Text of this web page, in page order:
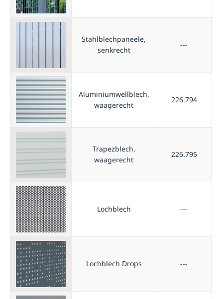
Stahlblechpaneele,
senkrecht
---
Aluminiumwellblech,
waagerecht
226.794
Trapezblech,
waagerecht
226.795
Lochblech ---
Lochblech Drops ---